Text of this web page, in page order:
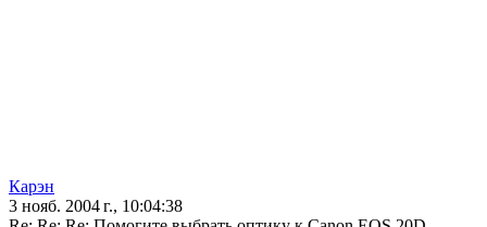
Карэн
3 нояб. 2004 г., 10:04:38